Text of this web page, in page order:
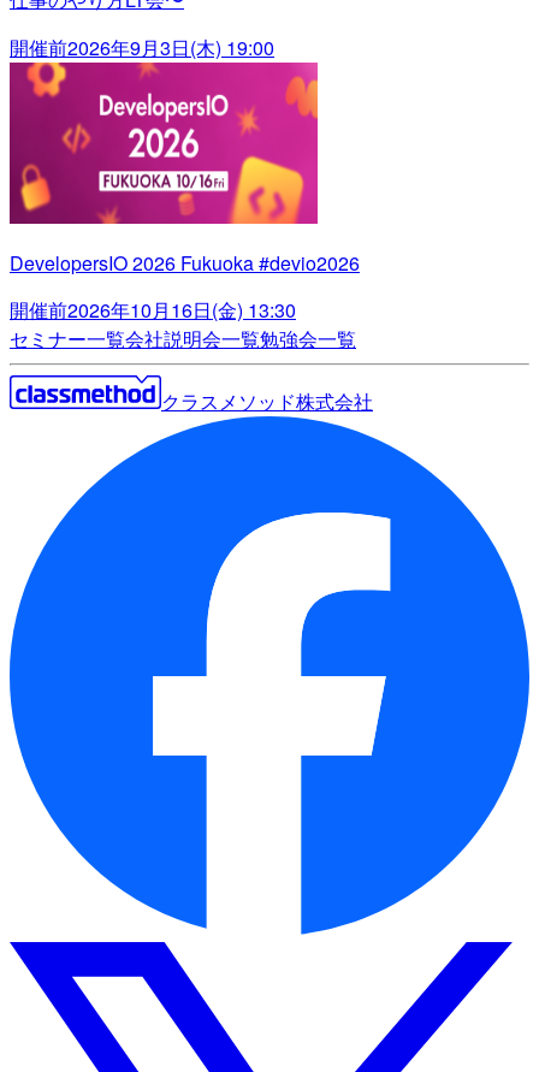
開催前2026年9月3日(木) 19:00
DevelopersIO 2026 Fukuoka #devio2026
開催前2026年10月16日(金) 13:30
セミナー一覧会社説明会一覧勉強会一覧
クラスメソッド株式会社